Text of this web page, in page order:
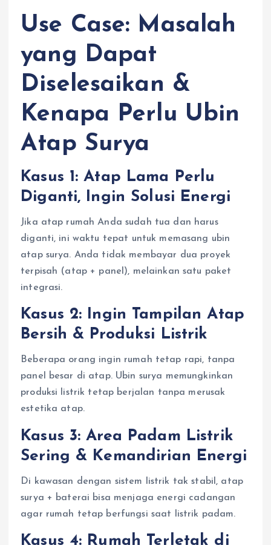
Use Case: Masalah
yang Dapat
Diselesaikan &
Kenapa Perlu Ubin
Atap Surya
Kasus 1: Atap Lama Perlu
Diganti, Ingin Solusi Energi
Jika atap rumah Anda sudah tua dan harus
diganti, ini waktu tepat untuk memasang ubin
atap surya. Anda tidak membayar dua proyek
terpisah (atap + panel), melainkan satu paket
integrasi.
Kasus 2: Ingin Tampilan Atap
Bersih & Produksi Listrik
Beberapa orang ingin rumah tetap rapi, tanpa
panel besar di atap. Ubin surya memungkinkan
produksi listrik tetap berjalan tanpa merusak
estetika atap.
Kasus 3: Area Padam Listrik
Sering & Kemandirian Energi
Di kawasan dengan sistem listrik tak stabil, atap
surya + baterai bisa menjaga energi cadangan
agar rumah tetap berfungsi saat listrik padam.
Kasus 4: Rumah Terletak di